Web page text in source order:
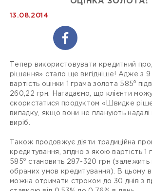
13.08.2014
Тепер використовувати кредитний
рішення» стало ще вигідніше! Адже з 9
вартість оцінки 1 грама золота 585⁰
260,22 грн. Нагадаємо, що клієнти
скористатися продуктом «Швидке
випадку, якщо вони не планують надалі
виріб.
Також продовжує діяти традиційна
кредитування, згідно з якою вартість 1
585⁰ становить 287-320 грн (залежить
обраних умов кредитування). В цьому
можна отримати строком до 30 днів з